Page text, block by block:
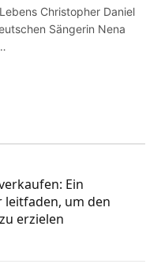
Christopher Daniel
Sängerin Nena
Ein
leitfaden, um den
erzielen